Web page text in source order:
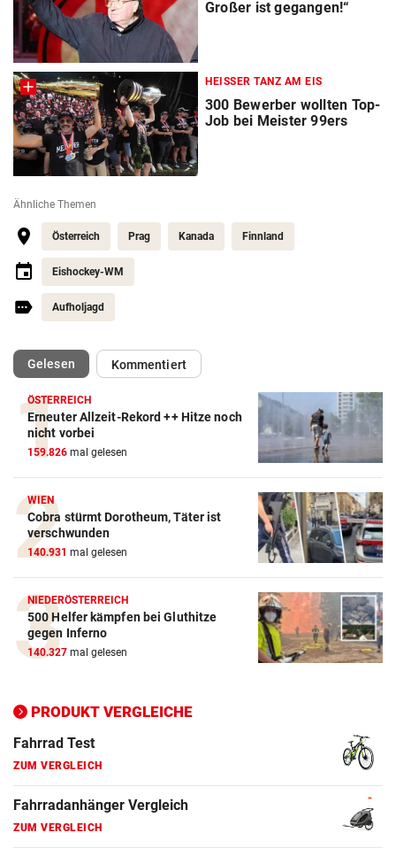
Großer ist gegangen!“
HEISSER TANZ AM EIS
300 Bewerber wollten Top-
Job bei Meister 99ers
Ähnliche Themen
Österreich Prag Kanada Finnland
Eishockey-WM
Aufholjagd
Gelesen(ausgewählt)Kommentiert
ÖSTERREICH
Erneuter Allzeit-Rekord ++ Hitze noch
nicht vorbei
159.826 mal gelesen
WIEN
Cobra stürmt Dorotheum, Täter ist
verschwunden
140.931 mal gelesen
NIEDERÖSTERREICH
500 Helfer kämpfen bei Gluthitze
gegen Inferno
140.327 mal gelesen
PRODUKT VERGLEICHE
Action-Cam Vergleich
ZUM VERGLEICH
Crosstrainer Vergleich
ZUM VERGLEICH
E-Bike Vergleich
ZUM VERGLEICH
Elektro-Scooter Vergleich
ZUM VERGLEICH
ZUM VERGLEICH
Fahrrad Test
ZUM VERGLEICH
Fahrradanhänger Vergleich
ZUM VERGLEICH